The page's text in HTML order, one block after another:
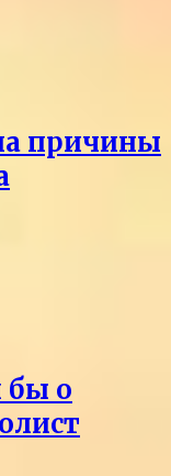
причины
бы о